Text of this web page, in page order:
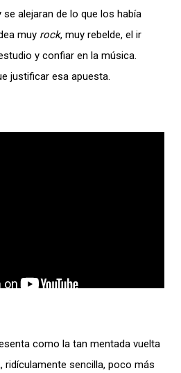
alejaran de lo que los había
muy rock, muy rebelde, el ir
y confiar en la música.
justificar esa apuesta.
como la tan mentada vuelta
ridículamente sencilla, poco más